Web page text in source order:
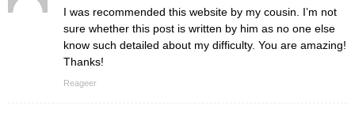
I was recommended this website by my cousin. I’m not
sure whether this post is written by him as no one else
know such detailed about my difficulty. You are amazing!
Thanks!
Reageer